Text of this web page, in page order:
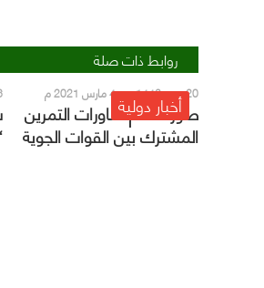
روابط ذات صلة
أخبار دولية20 رجب 1442 هـ - 4 مارس 2021 م
صور.. ختام مناورات التمرين
المشترك بين القوات الجوية
16